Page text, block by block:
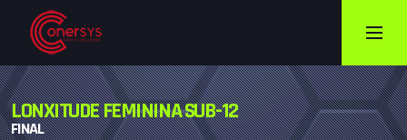
LONXITUDE FEMININA SUB-12
FINAL